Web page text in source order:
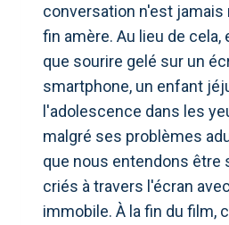
conversation n'est jamais
fin amère. Au lieu de
que sourire gelé sur un
smartphone, un enfant
l'adolescence dans les
malgré ses problèmes
que nous entendons être
criés à travers l'écran
immobile. À la fin du film,